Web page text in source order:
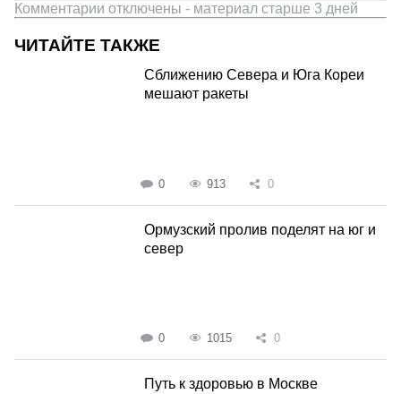
Комментарии отключены - материал старше 3 дней
ЧИТАЙТЕ ТАКЖЕ
Сближению Севера и Юга Кореи
мешают ракеты
0 913 0
Ормузский пролив поделят на юг и
север
0 1015 0
Путь к здоровью в Москве